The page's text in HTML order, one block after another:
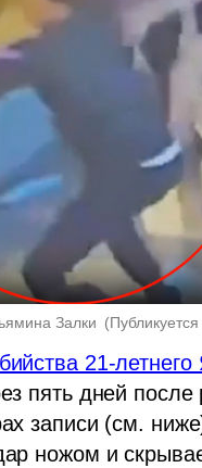
Залки (
21-
пять дней
записи (см.
ножом и